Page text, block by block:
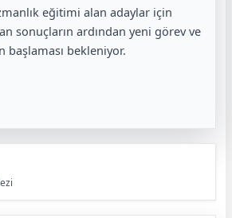
eğitimi alan adaylar için
sonuçların ardından yeni görev ve
bekleniyor.